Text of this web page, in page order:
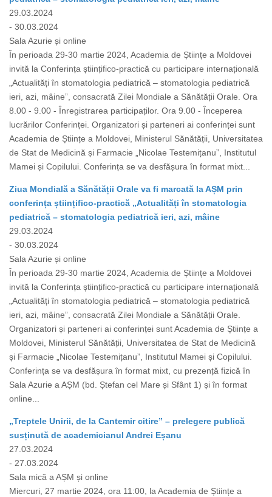
29.03.2024
- 30.03.2024
Sala Azurie și online
În perioada 29-30 martie 2024, Academia de Științe a Moldovei
invită la Conferința științifico-practică cu participare internațională
„Actualități în stomatologia pediatrică – stomatologia pediatrică
ieri, azi, mâine”, consacrată Zilei Mondiale a Sănătății Orale. Ora
8.00 - 9.00 - Înregistrarea participaților. Ora 9.00 - Începerea
lucrărilor Conferinței. Organizatori și parteneri ai conferinței sunt
Academia de Științe a Moldovei, Ministerul Sănătății, Universitatea
de Stat de Medicină și Farmacie „Nicolae Testemițanu”, Institutul
Mamei și Copilului. Conferința se va desfășura în format mixt...
Ziua Mondială a Sănătății Orale va fi marcată la AȘM prin
conferința științifico-practică „Actualități în stomatologia
pediatrică – stomatologia pediatrică ieri, azi, mâine
29.03.2024
- 30.03.2024
Sala Azurie și online
În perioada 29-30 martie 2024, Academia de Științe a Moldovei
invită la Conferința științifico-practică cu participare internațională
„Actualități în stomatologia pediatrică – stomatologia pediatrică
ieri, azi, mâine”, consacrată Zilei Mondiale a Sănătății Orale.
Organizatori și parteneri ai conferinței sunt Academia de Științe a
Moldovei, Ministerul Sănătății, Universitatea de Stat de Medicină
și Farmacie „Nicolae Testemițanu”, Institutul Mamei și Copilului.
Conferința se va desfășura în format mixt, cu prezență fizică în
Sala Azurie a AȘM (bd. Ștefan cel Mare și Sfânt 1) și în format
online...
„Treptele Unirii, de la Cantemir citire” – prelegere publică
susținută de academicianul Andrei Eșanu
27.03.2024
- 27.03.2024
Sala mică a AȘM și online
Miercuri, 27 martie 2024, ora 11:00, la Academia de Științe a